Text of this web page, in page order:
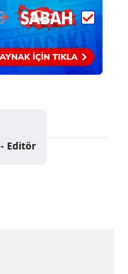
yer alan panel
ilişkin detaylı bilgi
Bilgilendirme
ve sitemizde
çerezlerle ilgili bilgi
Editör